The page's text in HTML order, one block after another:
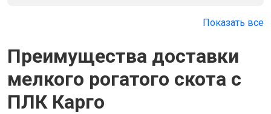
Показать все
Преимущества доставки
мелкого рогатого скота c
ПЛК Карго